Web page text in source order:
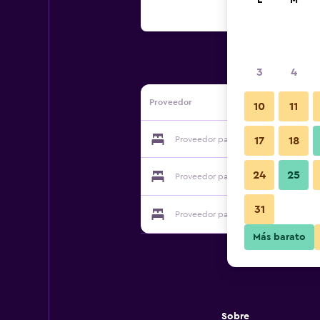
Proveedor
Proveedor para Hawthorn House
Proveedor para Hawthorn House
Proveedor para Hawthorn House
Sobre
3 4
10 11
17 18
24 25
31
Más barato